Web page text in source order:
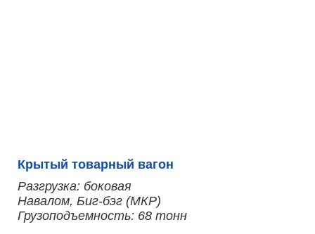
Крытый товарный вагон
Разгрузка: боковая
Навалом, Биг-бэг (МКР)
Грузоподъемность: 68 тонн